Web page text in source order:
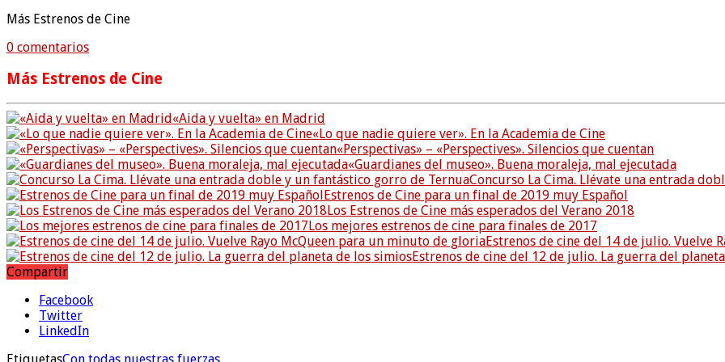
Más Estrenos de Cine
0 comentarios
Más Estrenos de Cine
«Aida y vuelta» en Madrid
«Lo que nadie quiere ver». En la Academia de Cine
«Perspectivas» – «Perspectives». Silencios que cuentan
«Guardianes del museo». Buena moraleja, mal ejecutada
Concurso La Cima. Llévate una entrada
Estrenos de Cine para un final de 2019 muy Español
Los Estrenos de Cine más esperados del Verano 2018
Los mejores estrenos de cine para finales de 2017
Estrenos de cine del 14 de julio. Vuelve
Estrenos de cine del 12 de julio. La guerra del
Compartir
Facebook
Twitter
LinkedIn
EtiquetasCon todas nuestras fuerzas